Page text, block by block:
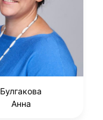
Булгакова
Анна